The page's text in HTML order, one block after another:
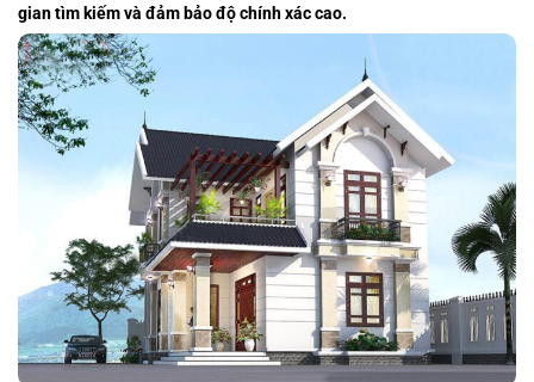
gian tìm kiếm và đảm bảo độ chính xác cao.